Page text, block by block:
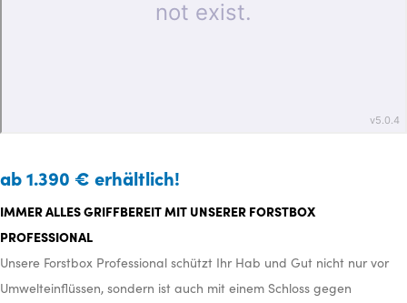
ab 1.390 € erhältlich!
IMMER ALLES GRIFFBEREIT MIT UNSERER FORSTBOX
PROFESSIONAL
Unsere Forstbox Professional schützt Ihr Hab und Gut nicht nur vor
Umwelteinflüssen, sondern ist auch mit einem Schloss gegen